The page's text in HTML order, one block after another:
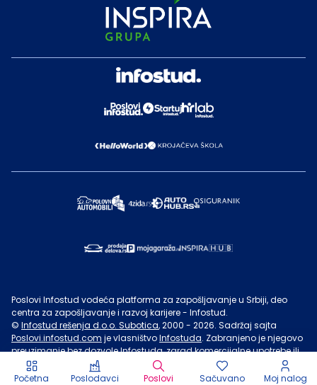
Poslovi Infostud vodeća platforma za zapošljavanje u Srbiji, deo
centra za zapošljavanje i razvoj karijere - Infostud.
© Infostud rešenja d.o.o. Subotica, 2000 - 2026. Sadržaj sajta
Poslovi.infostud.com je vlasništvoInfostuda. Zabranjeno je njegovo
preuzimanje bez dozvoleInfostuda, zarad komercijalne upotrebe ili
u druge svrhe, osim za lične potrebe posetilaca sajta.
korišćenja.
Početna Poslodavci Poslovi Sačuvano Moj nalog